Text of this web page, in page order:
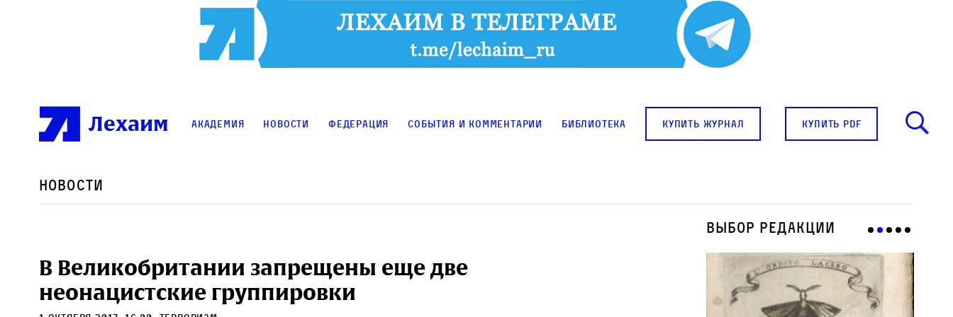
Лехаим Академия Новости Федерация События и комментарии Библиотека купить журнал купить pdf
Новости
В Великобритании запрещены еще две
неонацистские группировки
Выбор редакции